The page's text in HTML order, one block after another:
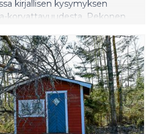
kirjallisen kysymyksen
korvattavuudesta. Pekonen
siihen, että kalliiden
potilaan maksukyvystä ja